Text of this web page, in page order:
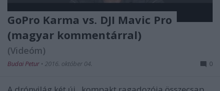
GoPro Karma vs. DJI Mavic Pro
(magyar kommentárral)
(Videóm)
Budai Petur • 2016. október 04. 0